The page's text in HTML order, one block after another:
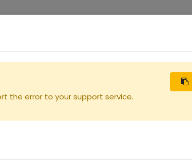
the error to your support service.